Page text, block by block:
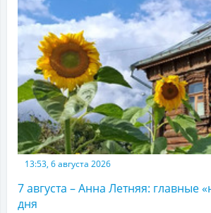
13:53, 6 августа 2026
7 августа – Анна Летняя: главные
дня